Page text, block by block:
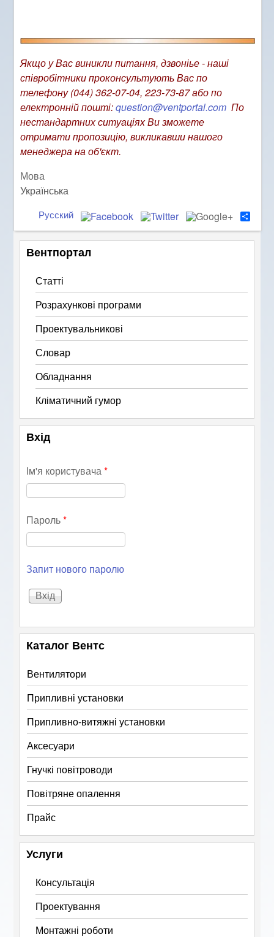
Якщо у Вас виникли питання, дзвоніье - наші
співробітники проконсультують Вас по
телефону (044) 362-07-04, 223-73-87 або по
електронній пошті:question@ventportal.com По
нестандартних ситуаціях Ви зможете
отримати пропозицію, викликавши нашого
менеджера на об'єкт.
Мова
Українська
S
h
a
r
Русский
Вентпортал
Статті
Розрахункові програми
Проектувальникові
Словар
Обладнання
Кліматичний гумор
Вхід
Ім'я користувача*
Пароль*
Запит нового паролю
Каталог Вентс
Вентилятори
Припливні установки
Припливно-витяжні установки
Аксесуари
Гнучкі повітроводи
Повітряне опалення
Прайс
Услуги
Консультація
Проектування
Монтажні роботи